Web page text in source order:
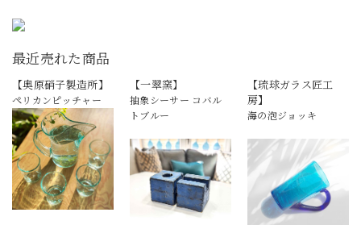
最近売れた商品
【奥原硝子製造所】
ペリカンピッチャー
【一翠窯】
抽象シーサー コバル
トブルー
【琉球ガラス匠工
房】
海の泡ジョッキ